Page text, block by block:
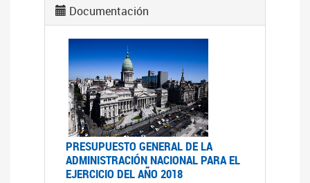
Documentación
PRESUPUESTO GENERAL DE LA
ADMINISTRACIÓN NACIONAL PARA EL
EJERCICIO DEL AÑO 2018